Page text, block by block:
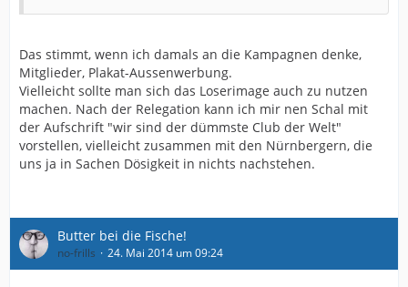
Das stimmt, wenn ich damals an die Kampagnen denke,
Mitglieder, Plakat-Aussenwerbung.
Vielleicht sollte man sich das Loserimage auch zu nutzen
machen. Nach der Relegation kann ich mir nen Schal mit
der Aufschrift "wir sind der dümmste Club der Welt"
vorstellen, vielleicht zusammen mit den Nürnbergern, die
uns ja in Sachen Dösigkeit in nichts nachstehen.
Butter bei die Fische!
no-frills 24. Mai 2014 um 09:24